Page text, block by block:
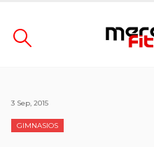
3 Sep, 2015
GIMNASIOS